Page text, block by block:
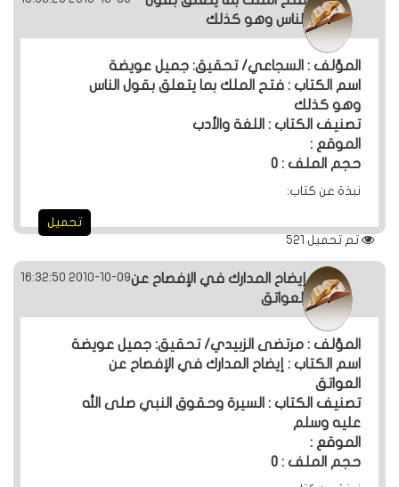
الناس وهو كذلك
المؤلف : السجاعي/ تحقيق: جميل عويضة
اسم الكتاب : فتح الملك بما يتعلق بقول الناس
وهو كذلك
تصنيف الكتاب : اللغة والأدب
الموقع :
حجم الملف : 0
نبذة عن كتاب:
تحميل
تم تحميل 521
2010-10-09 16:32:50إيضاح المدارك في الإفصاح عن
العواتق
المؤلف : مرتضى الزبيدي/ تحقيق: جميل عويضة
اسم الكتاب : إيضاح المدارك في الإفصاح عن
العواتق
تصنيف الكتاب : السيرة وحقوق النبي صلى الله
عليه وسلم
الموقع :
حجم الملف : 0